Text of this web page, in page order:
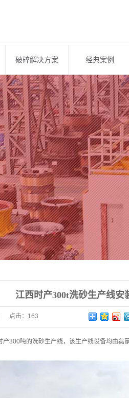
破碎解决方案 经典案例
江西时产300t洗砂生产线安
点击： 163
300吨的洗砂生产线，该生产线设备均由